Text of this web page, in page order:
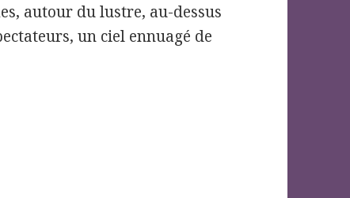
autour du lustre, au-dessus
un ciel ennuagé de